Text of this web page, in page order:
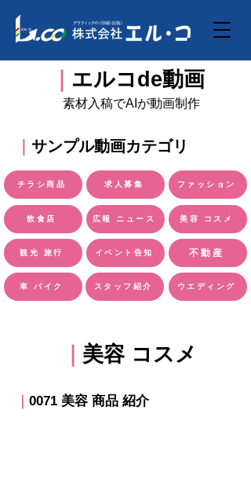
エルコde動画
​素材入稿でAIが動画制作
サンプル動画カテゴリ
チラシ商品 求人募集 ファッション
飲食店 広報 ニュース 美容 コスメ
観光 旅行 イベント告知 不動産
車 バイク スタッフ紹介 ウエディング
美容 コスメ
0071 美容 商品 紹介